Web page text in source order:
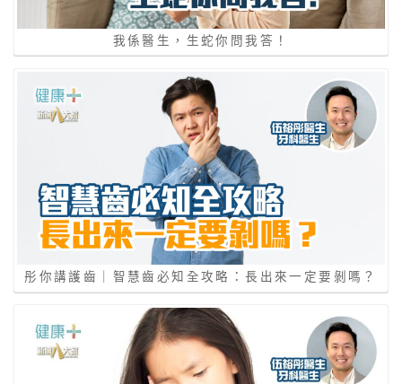
我係醫生，生蛇你問我答！
彤你講護齒｜智慧齒必知全攻略：長出來一定要剝嗎？